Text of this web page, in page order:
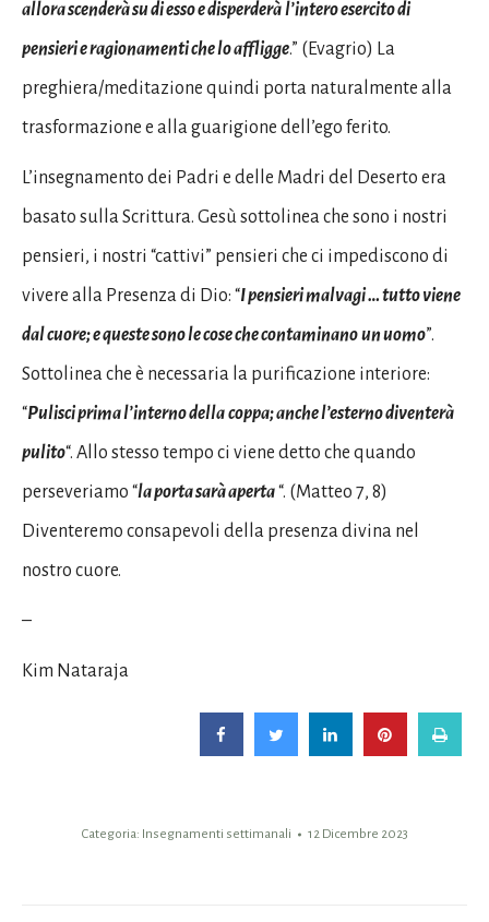
allora scenderà su di esso e disperderàl’intero esercito di
pensieri e ragionamenti che lo affligge.” (Evagrio) La
preghiera/meditazione quindi porta naturalmente alla
trasformazione e alla guarigione dell’ego ferito.
L’insegnamento dei Padri e delle Madri del Deserto era
basato sulla Scrittura. Gesù sottolinea che sono i nostri
pensieri, i nostri “cattivi” pensieri che ci impediscono di
vivere alla Presenza di Dio: “I pensieri malvagi … tutto viene
dal cuore; e queste sono le cose che contaminanoun uomo”.
Sottolinea che è necessaria la purificazione interiore:
“Pulisci prima l’interno dellacoppa; anche l’esterno diventerà
pulito“. Allo stesso tempo ci viene detto che quando
perseveriamo “la porta sarà aperta“. (Matteo 7, 8)
Diventeremo consapevoli della presenza divina nel
nostro cuore.
–
Kim Nataraja
Categoria: Insegnamenti settimanali 12 Dicembre 2023